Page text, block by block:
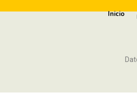
Inicio